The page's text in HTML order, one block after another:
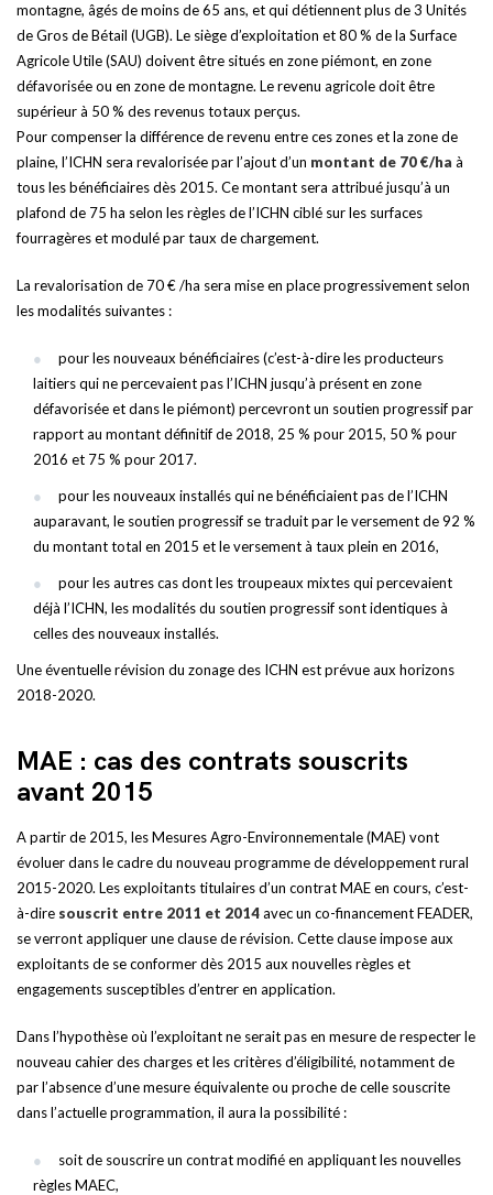
montagne, âgés de moins de 65 ans, et qui détiennent plus de 3 Unités
de Gros de Bétail (UGB). Le siège d’exploitation et 80 % de la Surface
Agricole Utile (SAU) doivent être situés en zone piémont, en zone
défavorisée ou en zone de montagne. Le revenu agricole doit être
supérieur à 50 % des revenus totaux perçus.
Pour compenser la différence de revenu entre ces zones et la zone de
plaine, l’ICHN sera revalorisée par l’ajout d’un montant de 70 €/ha à
tous les bénéficiaires dès 2015. Ce montant sera attribué jusqu’à un
plafond de 75 ha selon les règles de l’ICHN ciblé sur les surfaces
fourragères et modulé par taux de chargement.
La revalorisation de 70 € /ha sera mise en place progressivement selon
les modalités suivantes :
pour les nouveaux bénéficiaires (c’est-à-dire les producteurs
laitiers qui ne percevaient pas l’ICHN jusqu’à présent en zone
défavorisée et dans le piémont) percevront un soutien progressif par
rapport au montant définitif de 2018, 25 % pour 2015, 50 % pour
2016 et 75 % pour 2017.
pour les nouveaux installés qui ne bénéficiaient pas de l’ICHN
auparavant, le soutien progressif se traduit par le versement de 92 %
du montant total en 2015 et le versement à taux plein en 2016,
pour les autres cas dont les troupeaux mixtes qui percevaient
déjà l’ICHN, les modalités du soutien progressif sont identiques à
celles des nouveaux installés.
Une éventuelle révision du zonage des ICHN est prévue aux horizons
2018-2020.
MAE : cas des contrats souscrits
avant 2015
A partir de 2015, les Mesures Agro-Environnementale (MAE) vont
évoluer dans le cadre du nouveau programme de développement rural
2015-2020. Les exploitants titulaires d’un contrat MAE en cours, c’est-
à-dire souscrit entre 2011 et 2014avec un co-financement FEADER,
se verront appliquer une clause de révision. Cette clause impose aux
exploitants de se conformer dès 2015 aux nouvelles règles et
engagements susceptibles d’entrer en application.
Dans l’hypothèse où l’exploitant ne serait pas en mesure de respecter le
nouveau cahier des charges et les critères d’éligibilité, notamment de
par l’absence d’une mesure équivalente ou proche de celle souscrite
dans l’actuelle programmation, il aura la possibilité :
soit de souscrire un contrat modifié en appliquant les nouvelles
règles MAEC,